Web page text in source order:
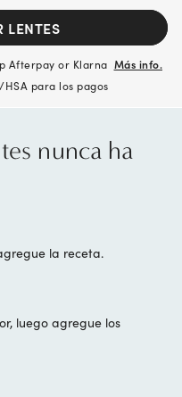
LENTES
Afterpay or Klarna Más info.
para los pagos
nunca ha
la receta.
luego agregue los